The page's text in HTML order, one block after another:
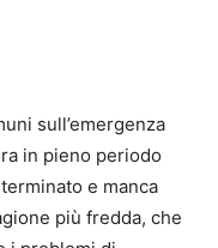
sull’emergenza
in pieno periodo
e manca
più fredda, che